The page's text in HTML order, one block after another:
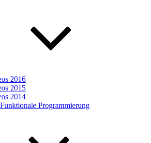
2016
2015
2014
Programmierung